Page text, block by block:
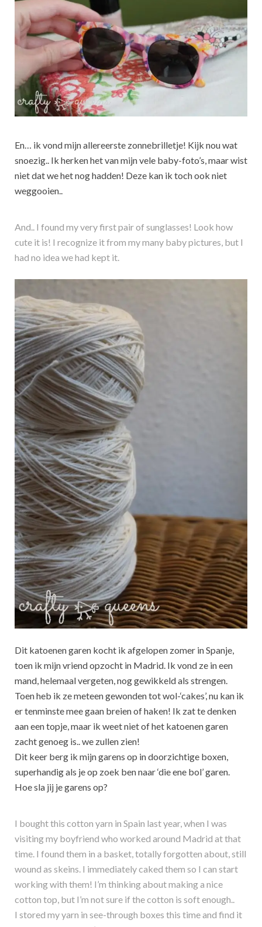
En… ik vond mijn allereerste zonnebrilletje! Kijk nou wat
snoezig.. Ik herken het van mijn vele baby-foto’s, maar wist
niet dat we het nog hadden! Deze kan ik toch ook niet
weggooien..
And.. I found my very first pair of sunglasses! Look how
cute it is! I recognize it from my many baby pictures, but I
had no idea we had kept it.
Dit katoenen garen kocht ik afgelopen zomer in Spanje,
toen ik mijn vriend opzocht in Madrid. Ik vond ze in een
mand, helemaal vergeten, nog gewikkeld als strengen.
Toen heb ik ze meteen gewonden tot wol-‘cakes’, nu kan ik
er tenminste mee gaan breien of haken! Ik zat te denken
aan een topje, maar ik weet niet of het katoenen garen
zacht genoeg is.. we zullen zien!
Dit keer berg ik mijn garens op in doorzichtige boxen,
superhandig als je op zoek ben naar ‘die ene bol’ garen.
Hoe sla jij je garens op?
I bought this cotton yarn in Spain last year, when I was
visiting my boyfriend who worked around Madrid at that
time. I found them in a basket, totally forgotten about, still
wound as skeins. I immediately caked them so I can start
working with them! I’m thinking about making a nice
cotton top, but I’m not sure if the cotton is soft enough..
I stored my yarn in see-through boxes this time and find it